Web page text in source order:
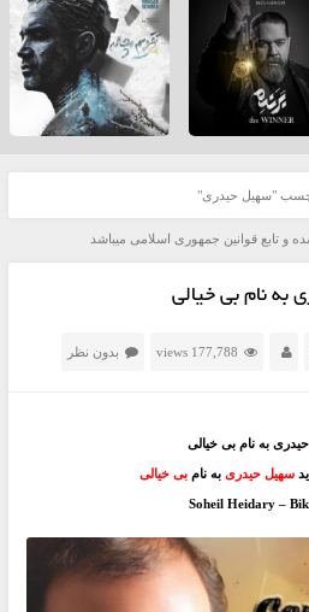
"سهیل حیدری"
و تابع قوانین جمهوری اسلامی میباشد
به نام بی خیالی
177,788 views بدون نظر
به نام بی خیالی
سهیل حیدریبه نام بی خیالی
Soheil Heidary –